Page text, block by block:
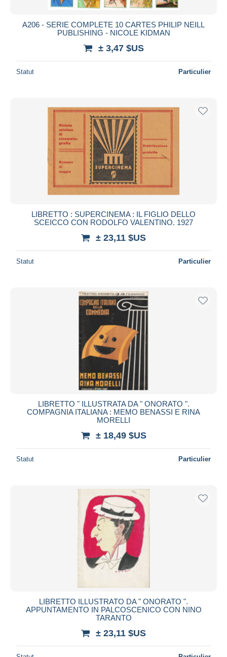
A206 - SERIE COMPLETE 10 CARTES PHILIP NEILL
PUBLISHING - NICOLE KIDMAN
± 3,47 $US
Statut Particulier
LIBRETTO : SUPERCINEMA : IL FIGLIO DELLO
SCEICCO CON RODOLFO VALENTINO. 1927
± 23,11 $US
Statut Particulier
LIBRETTO " ILLUSTRATA DA " ONORATO ".
COMPAGNIA ITALIANA : MEMO BENASSI E RINA
MORELLI
± 18,49 $US
Statut Particulier
LIBRETTO ILLUSTRATO DA " ONORATO ".
APPUNTAMENTO IN PALCOSCENICO CON NINO
TARANTO
± 23,11 $US